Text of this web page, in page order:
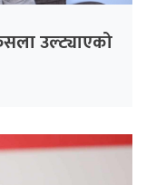
उल्ट्याएको